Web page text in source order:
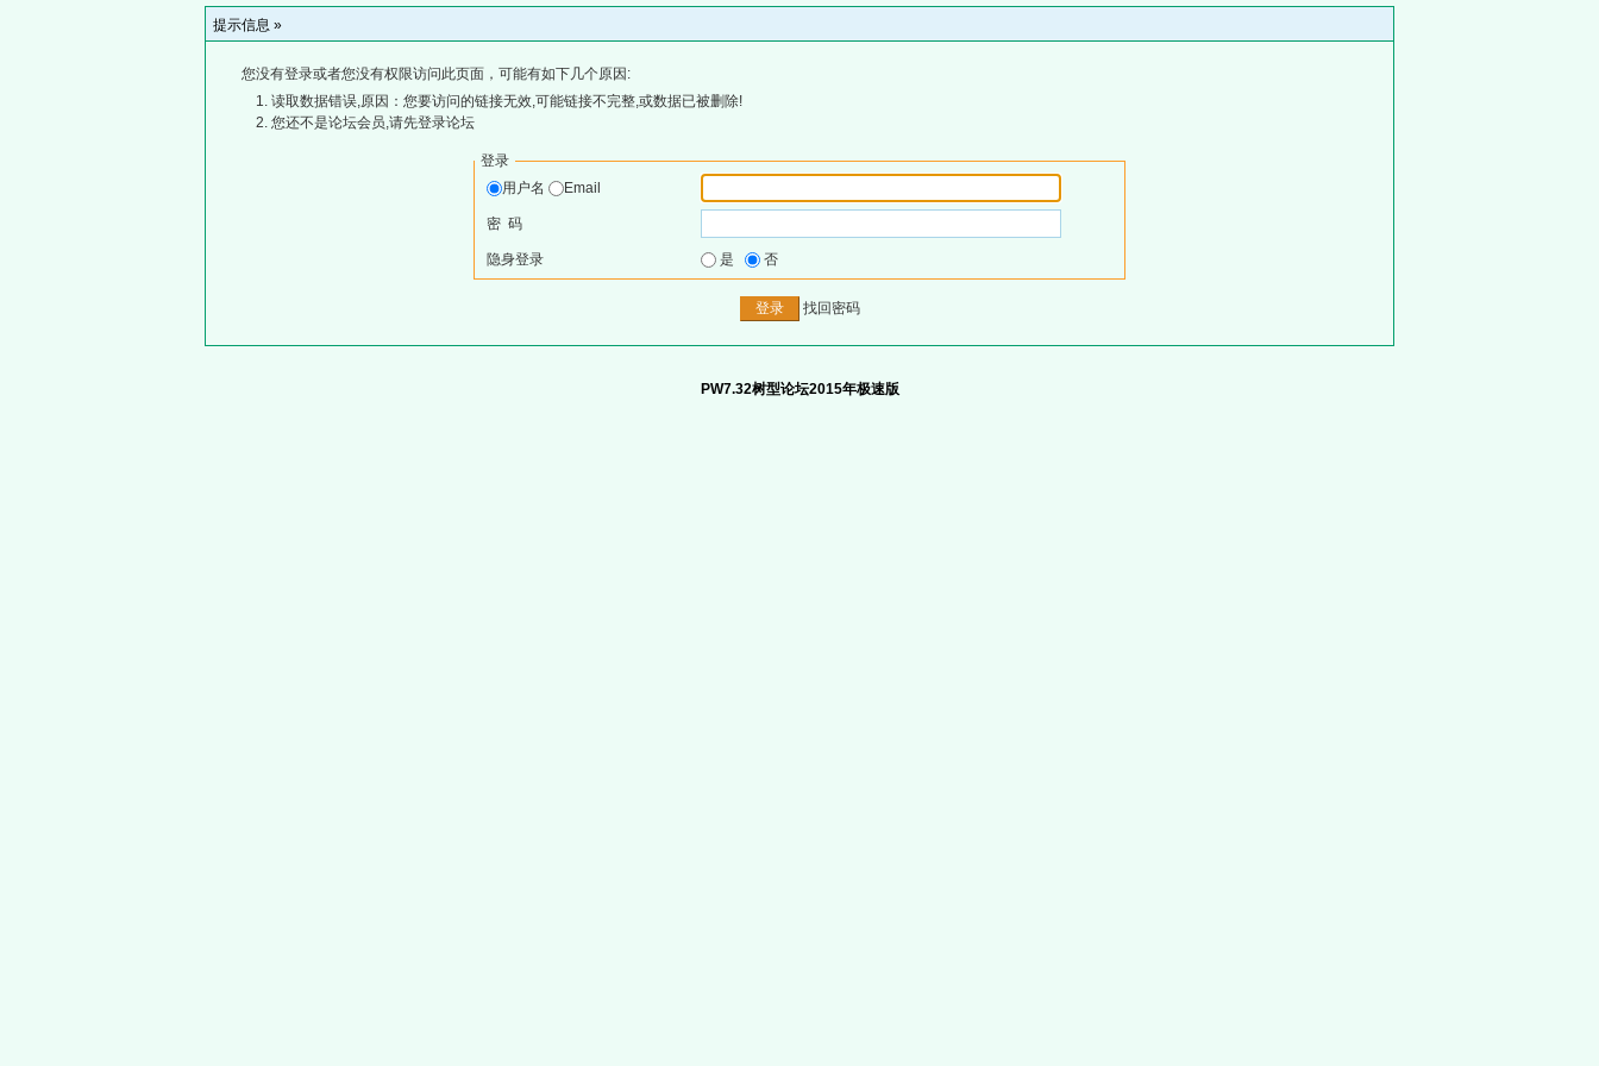
提示信息 »
您没有登录或者您没有权限访问此页面，可能有如下几个原因:
读取数据错误,原因：您要访问的链接无效,可能链接不完整,或数据已被删除!
您还不是论坛会员,请先登录论坛
登录
用户名
Email
密 码
隐身登录 是 否
找回密码
PW7.32树型论坛2015年极速版